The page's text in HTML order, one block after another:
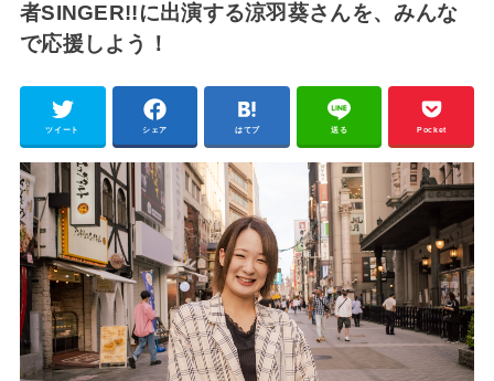
者SINGER!!に出演する涼羽葵さんを、みんな
で応援しよう！
ツイート シェア はてブ 送る Pocket